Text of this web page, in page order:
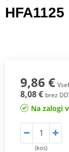
HFA1125
9,86 €
8,08 € brez
Na zalogi
(kos)